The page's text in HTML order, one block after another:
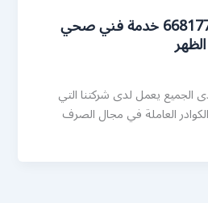
رقم صحي الظهر 66817766 خدمة فني صحي
يعمل لدى شركتنا التي
العاملة في مجال الصرف